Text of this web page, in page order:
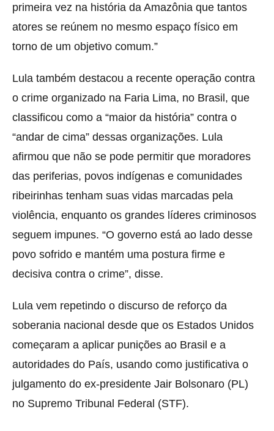
primeira vez na história da Amazônia que tantos
atores se reúnem no mesmo espaço físico em
torno de um objetivo comum.”
Lula também destacou a recente operação contra
o crime organizado na Faria Lima, no Brasil, que
classificou como a “maior da história” contra o
“andar de cima” dessas organizações. Lula
afirmou que não se pode permitir que moradores
das periferias, povos indígenas e comunidades
ribeirinhas tenham suas vidas marcadas pela
violência, enquanto os grandes líderes criminosos
seguem impunes. “O governo está ao lado desse
povo sofrido e mantém uma postura firme e
decisiva contra o crime”, disse.
Lula vem repetindo o discurso de reforço da
soberania nacional desde que os Estados Unidos
começaram a aplicar punições ao Brasil e a
autoridades do País, usando como justificativa o
julgamento do ex-presidente Jair Bolsonaro (PL)
no Supremo Tribunal Federal (STF).